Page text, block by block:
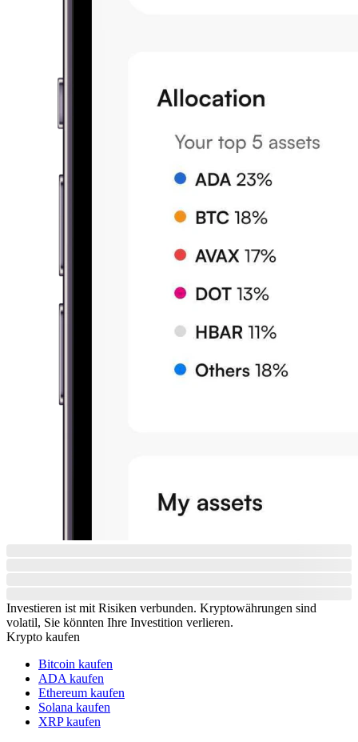
Investieren ist mit Risiken verbunden. Kryptowährungen sind
volatil, Sie könnten Ihre Investition verlieren.
Krypto kaufen
Bitcoin kaufen
ADA kaufen
Ethereum kaufen
Solana kaufen
XRP kaufen